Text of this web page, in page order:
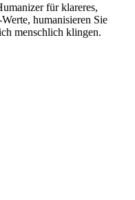
für klareres,
humanisieren Sie
menschlich klingen.